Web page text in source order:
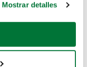
ubicación geográfica
Mostrar detalles